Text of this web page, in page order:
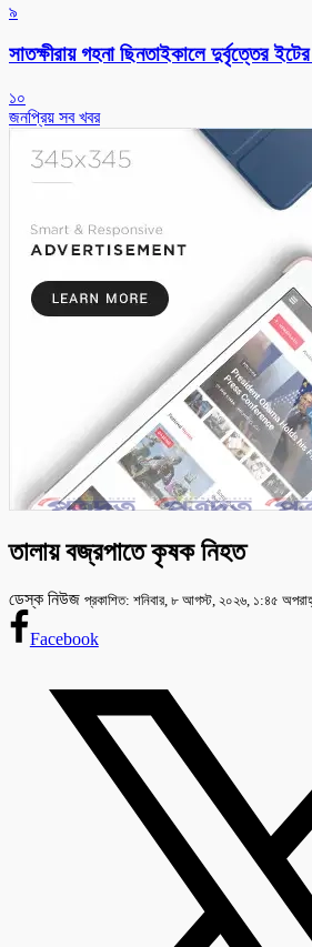
৯
সাতক্ষীরায় গহনা ছিনতাইকালে দুর্বৃত্তের
১০
জনপ্রিয় সব খবর
তালায় বজ্রপাতে কৃষক নিহত
ডেস্ক নিউজ প্রকাশিত: শনিবার, ৮ আগস্ট, ২০২৬, ১:৪৫
Facebook